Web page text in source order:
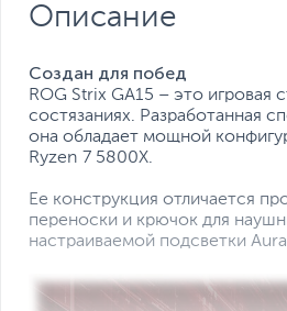
Описание
Создан для побед
ROG Strix GA15 – это
состязаниях. Разработанная
она обладает мощной
Ryzen 7 5800X.
Ее конструкция отличается
переноски и крючок для
настраиваемой подсветки